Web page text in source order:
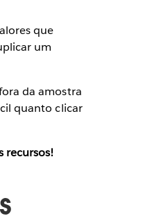
que
um
da amostra
quanto clicar
recursos!